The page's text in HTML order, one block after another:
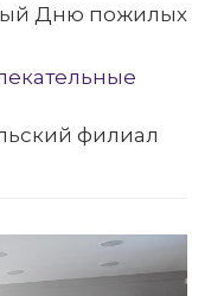
Дню пожилых
филиал